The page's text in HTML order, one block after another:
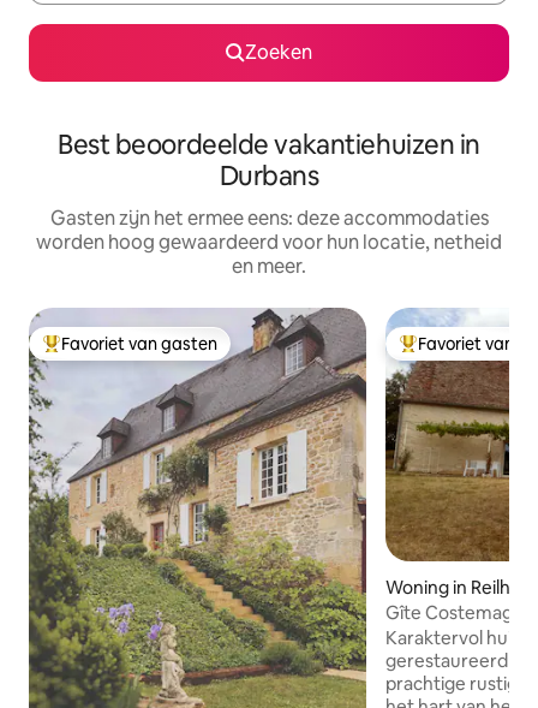
Zoeken
Best beoordeelde vakantiehuizen in
Durbans
Gasten zijn het ermee eens: deze accommodaties
worden hoog gewaardeerd voor hun locatie, netheid
en meer.
Topfavoriet van gasten
Favoriet van gasten Topfavoriet van
Favoriet van
Woning in Reilhac
Gîte Costemagre
Karaktervol
gerestaureerd in
prachtige rustige